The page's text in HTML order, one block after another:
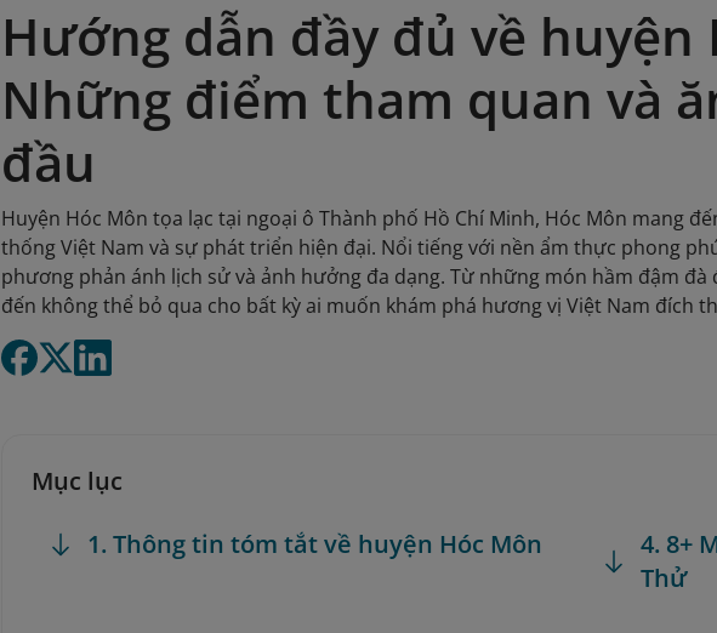
Hướng dẫn đầy đủ về huyện
Những điểm tham quan và
đầu
Huyện Hóc Môn tọa lạc tại ngoại ô Thành phố Hồ Chí Minh, Hóc Môn mang
thống Việt Nam và sự phát triển hiện đại. Nổi tiếng với nền ẩm thực phong
phương phản ánh lịch sử và ảnh hưởng đa dạng. Từ những món hầm đậm đà
đến không thể bỏ qua cho bất kỳ ai muốn khám phá hương vị Việt Nam đích
Mục lục
1. Thông tin tóm tắt về huyện Hóc Môn
4. 8+
Thử